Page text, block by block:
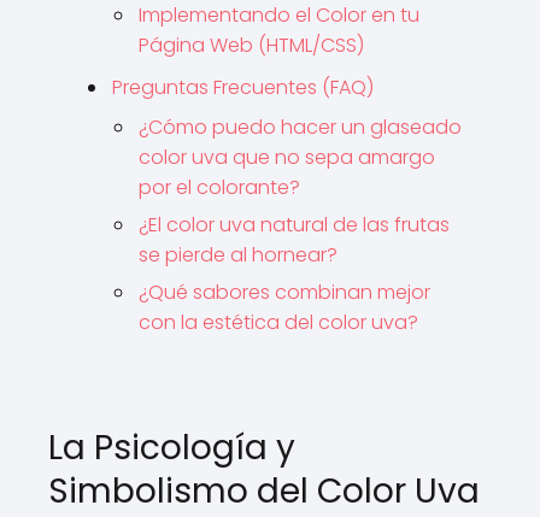
Implementando el Color en tu
Página Web (HTML/CSS)
Preguntas Frecuentes (FAQ)
¿Cómo puedo hacer un glaseado
color uva que no sepa amargo
por el colorante?
¿El color uva natural de las frutas
se pierde al hornear?
¿Qué sabores combinan mejor
con la estética del color uva?
La Psicología y
Simbolismo del Color Uva